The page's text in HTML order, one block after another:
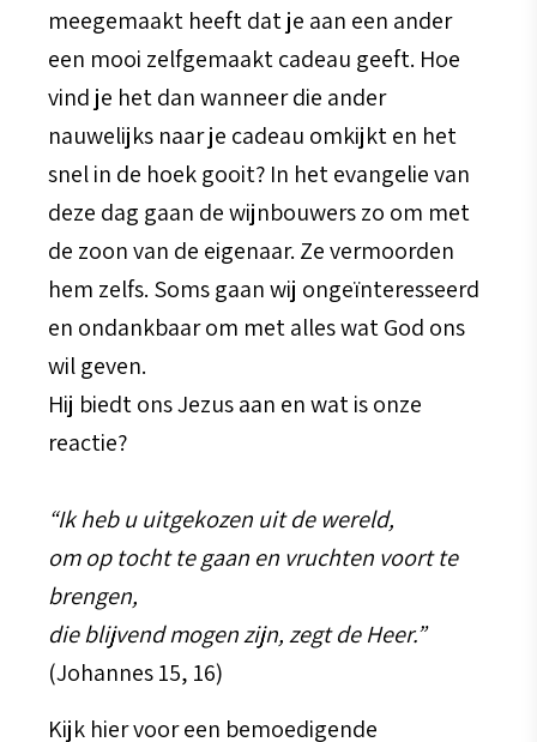
meegemaakt heeft dat je aan een ander
een mooi zelfgemaakt cadeau geeft. Hoe
vind je het dan wanneer die ander
nauwelijks naar je cadeau omkijkt en het
snel in de hoek gooit? In het evangelie van
deze dag gaan de wijnbouwers zo om met
de zoon van de eigenaar. Ze vermoorden
hem zelfs. Soms gaan wij ongeïnteresseerd
en ondankbaar om met alles wat God ons
wil geven.
Hij biedt ons Jezus aan en wat is onze
reactie?
“Ik heb u uitgekozen uit de wereld,
om op tocht te gaan en vruchten voort te
brengen,
die blijvend mogen zijn, zegt de Heer.”
(Johannes 15, 16)
Kijk hier voor een bemoedigende